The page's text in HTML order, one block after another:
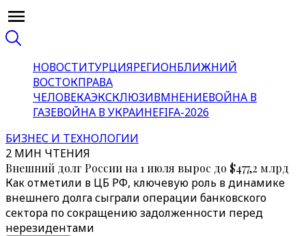
НОВОСТИТУРЦИЯРЕГИОНБЛИЖНИЙ
ВОСТОКПРАВА
ЧЕЛОВЕКАЭКСКЛЮЗИВМНЕНИЕВОЙНА В
ГАЗЕВОЙНА В УКРАИНЕFIFA-2026
БИЗНЕС И ТЕХНОЛОГИИ
2 МИН ЧТЕНИЯ
Внешний долг России на 1 июля вырос до $477,2 млрд
Как отметили в ЦБ РФ, ключевую роль в динамике
внешнего долга сыграли операции банковского
сектора по сокращению задолженности перед
нерезидентами